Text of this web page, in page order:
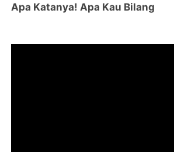
Apa Katanya! Apa Kau Bilang